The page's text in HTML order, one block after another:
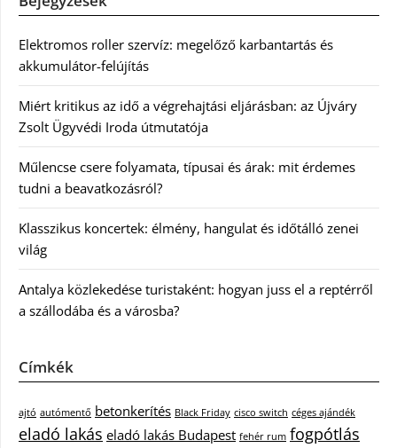
Elektromos roller szervíz: megelőző karbantartás és
akkumulátor-felújítás
Miért kritikus az idő a végrehajtási eljárásban: az Újváry
Zsolt Ügyvédi Iroda útmutatója
Műlencse csere folyamata, típusai és árak: mit érdemes
tudni a beavatkozásról?
Klasszikus koncertek: élmény, hangulat és időtálló zenei
világ
Antalya közlekedése turistaként: hogyan juss el a reptérről
a szállodába és a városba?
Címkék
ajtó autómentő betonkerítés Black Friday cisco switch céges ajándék
eladó lakás eladó lakás Budapest fehér rum fogpótlás